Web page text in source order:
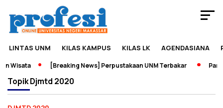
LINTAS UNM KILAS KAMPUS KILAS LK AGENDASIANA
Wisata [Breaking News] Perpustakaan UNM Terbakar
TopikDjmtd 2020